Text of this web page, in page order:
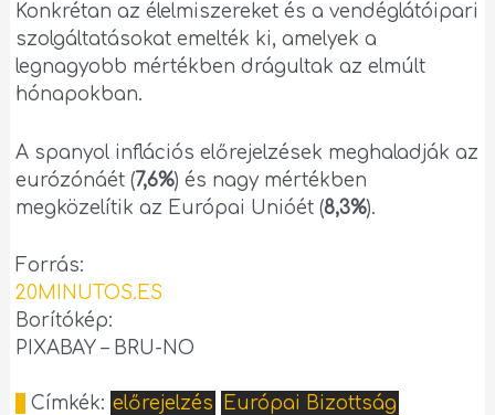
Konkrétan az élelmiszereket és a vendéglátóipari
szolgáltatásokat emelték ki, amelyek a
legnagyobb mértékben drágultak az elmúlt
hónapokban.
A spanyol inflációs előrejelzések meghaladják az
eurózónáét (7,6%) és nagy mértékben
megközelítik az Európai Unióét (8,3%).
Forrás:
20MINUTOS.ES
Borítókép:
PIXABAY – BRU-NO
Címkék: előrejelzés
Európai Bizottság